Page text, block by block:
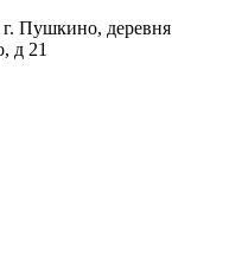
Пушкино, деревня
д 21